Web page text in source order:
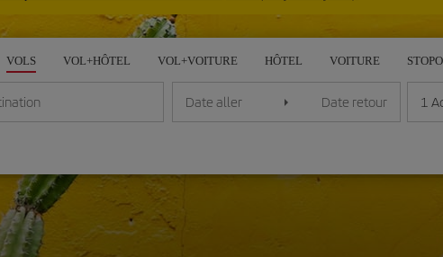
VOLS VOL+HÔTEL VOL+VOITURE HÔTEL VOITURE
Date aller Date retour 1